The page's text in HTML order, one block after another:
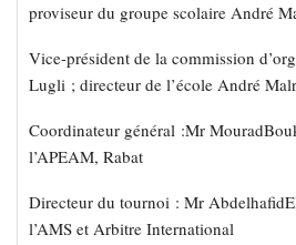
proviseur du groupe scolaire André
Vice-président de la commission
Lugli ; directeur de l’école André
Coordinateur général :Mr
l’APEAM, Rabat
Directeur du tournoi : Mr
l’AMS et Arbitre International